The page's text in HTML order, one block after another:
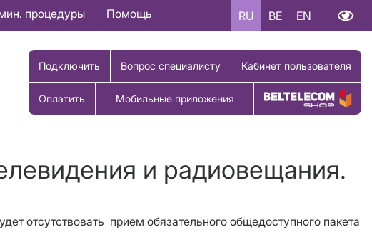
процедуры Помощь RU BE EN
Подключить Вопрос специалисту Кабинет пользователя
Оплатить Мобильные приложения Купить товар
и радиовещания.
отсутствовать прием обязательного общедоступного пакета